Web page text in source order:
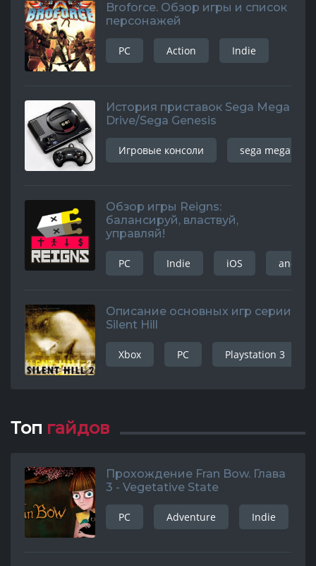
Broforce. Обзор игры и список
персонажей
PC Action Indie
История приставок Sega Mega
Drive/Sega Genesis
Игровые консоли sega mega
Обзор игры Reigns:
балансируй, властвуй,
управляй!
PC Indie iOS android
Описание основных игр серии
Silent Hill
Xbox PC Playstation 3
Топ гайдов
Прохождение Fran Bow. Глава
3 - Vegetative State
PC Adventure Indie